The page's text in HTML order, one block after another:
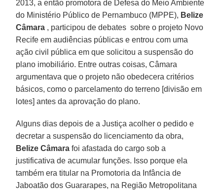
2013, a então promotora de Defesa do Meio Ambiente
do Ministério Público de Pernambuco (MPPE), Belize
Câmara , participou de debates sobre o projeto Novo
Recife em audiências públicas e entrou com uma
ação civil pública em que solicitou a suspensão do
plano imobiliário. Entre outras coisas, Câmara
argumentava que o projeto não obedecera critérios
básicos, como o parcelamento do terreno [divisão em
lotes] antes da aprovação do plano.
Alguns dias depois de a Justiça acolher o pedido e
decretar a suspensão do licenciamento da obra,
Belize Câmara foi afastada do cargo sob a
justificativa de acumular funções. Isso porque ela
também era titular na Promotoria da Infância de
Jaboatão dos Guararapes, na Região Metropolitana